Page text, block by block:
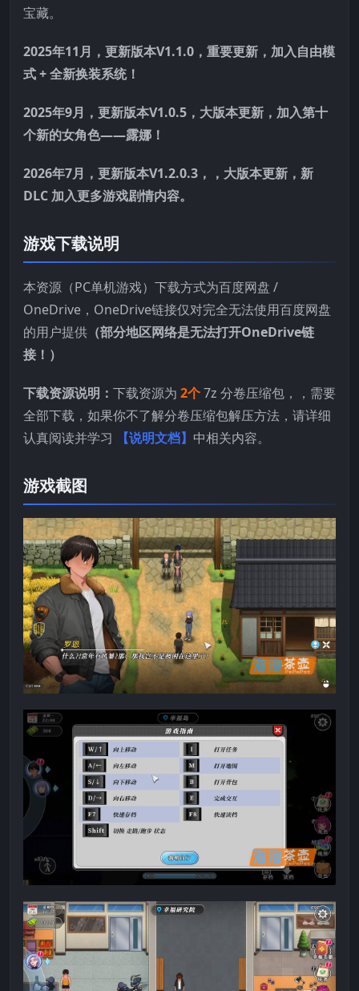
宝藏。
2025年11月，更新版本V1.1.0，重要更新，加入自由模
式 + 全新换装系统！
2025年9月，更新版本V1.0.5，大版本更新，加入第十
个新的女角色——露娜！
2026年7月，更新版本V1.2.0.3，，大版本更新，新
DLC 加入更多游戏剧情内容。
游戏下载说明
本资源（PC单机游戏）下载方式为百度网盘 /
OneDrive，OneDrive链接仅对完全无法使用百度网盘
的用户提供 （部分地区网络是无法打开OneDrive链
接！）
下载资源说明： 下载资源为 2个7z 分卷压缩包，，需要
全部下载，如果你不了解分卷压缩包解压方法，请详细
认真阅读并学习
【说明文档】 中相关内容。
游戏截图